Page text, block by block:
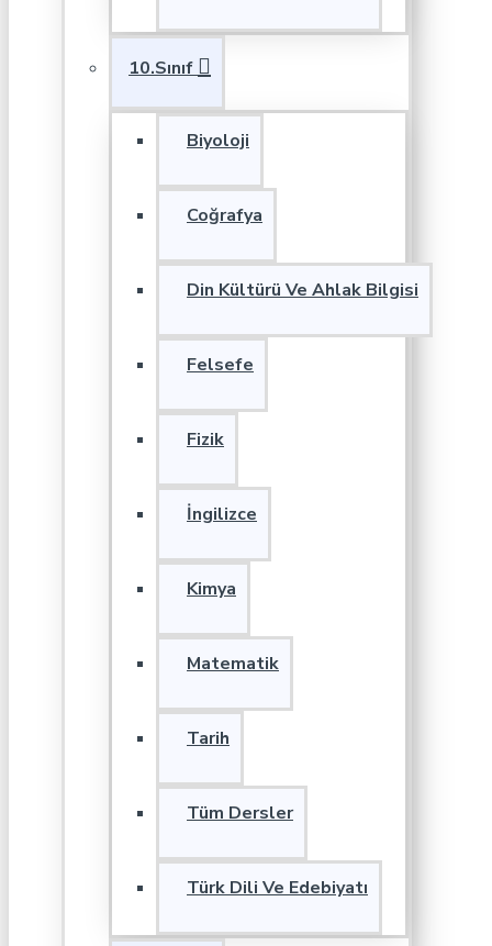
10.Sınıf
Biyoloji
Coğrafya
Din Kültürü Ve Ahlak Bilgisi
Felsefe
Fizik
İngilizce
Kimya
Matematik
Tarih
Tüm Dersler
Türk Dili Ve Edebiyatı